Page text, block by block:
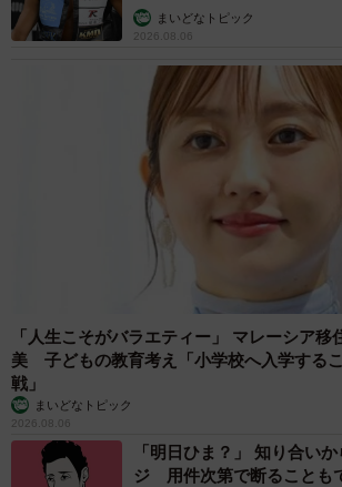
まいどなトピック
2026.08.06
「人生こそがバラエティー」 マレーシア移
美 子どもの教育考え「小学校へ入学する
戦」
まいどなトピック
2026.08.06
「明日ひま？」 知り合い
ジ 用件次第で断ることも